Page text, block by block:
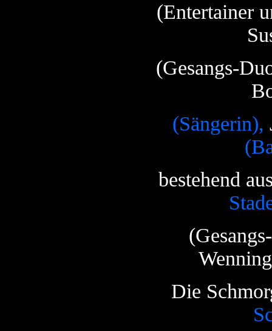
(Entertainer
(Gesangs-
(Sängerin),
bestehend
Die